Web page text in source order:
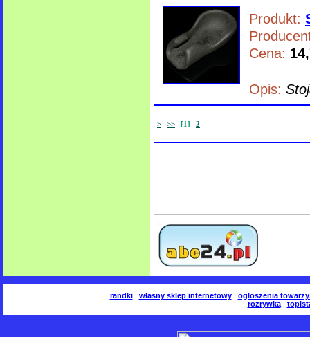
Produkt:
Cena:
Opis:
> >> [1] 2
randki| własny sklep internetowy| ogłoszenia
rozrywka|